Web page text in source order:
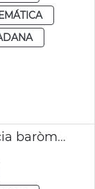
Universitat Popular de València baròmetre municipal